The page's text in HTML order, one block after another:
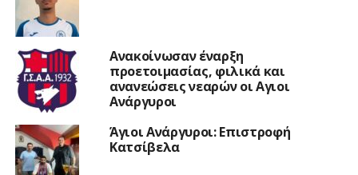
Ανακοίνωσαν έναρξη
προετοιμασίας, φιλικά και
ανανεώσεις νεαρών οι Αγιοι
Ανάργυροι
Άγιοι Ανάργυροι: Επιστροφή
Κατσίβελα